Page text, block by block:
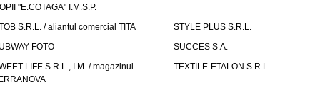
"E.COTAGA" I.M.S.P.
S.R.L. / aliantul comercial TITA
STYLE PLUS S.R.L.
FOTO
SUCCES S.A.
LIFE S.R.L., I.M. / magazinul
TEXTILE-ETALON S.R.L.